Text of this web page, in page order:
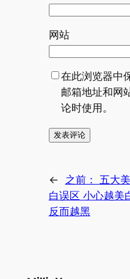
网站
在此浏览器中
邮箱地址和网
论时使用。
← 之前： 五大美
白误区 小心越美
反而越黑